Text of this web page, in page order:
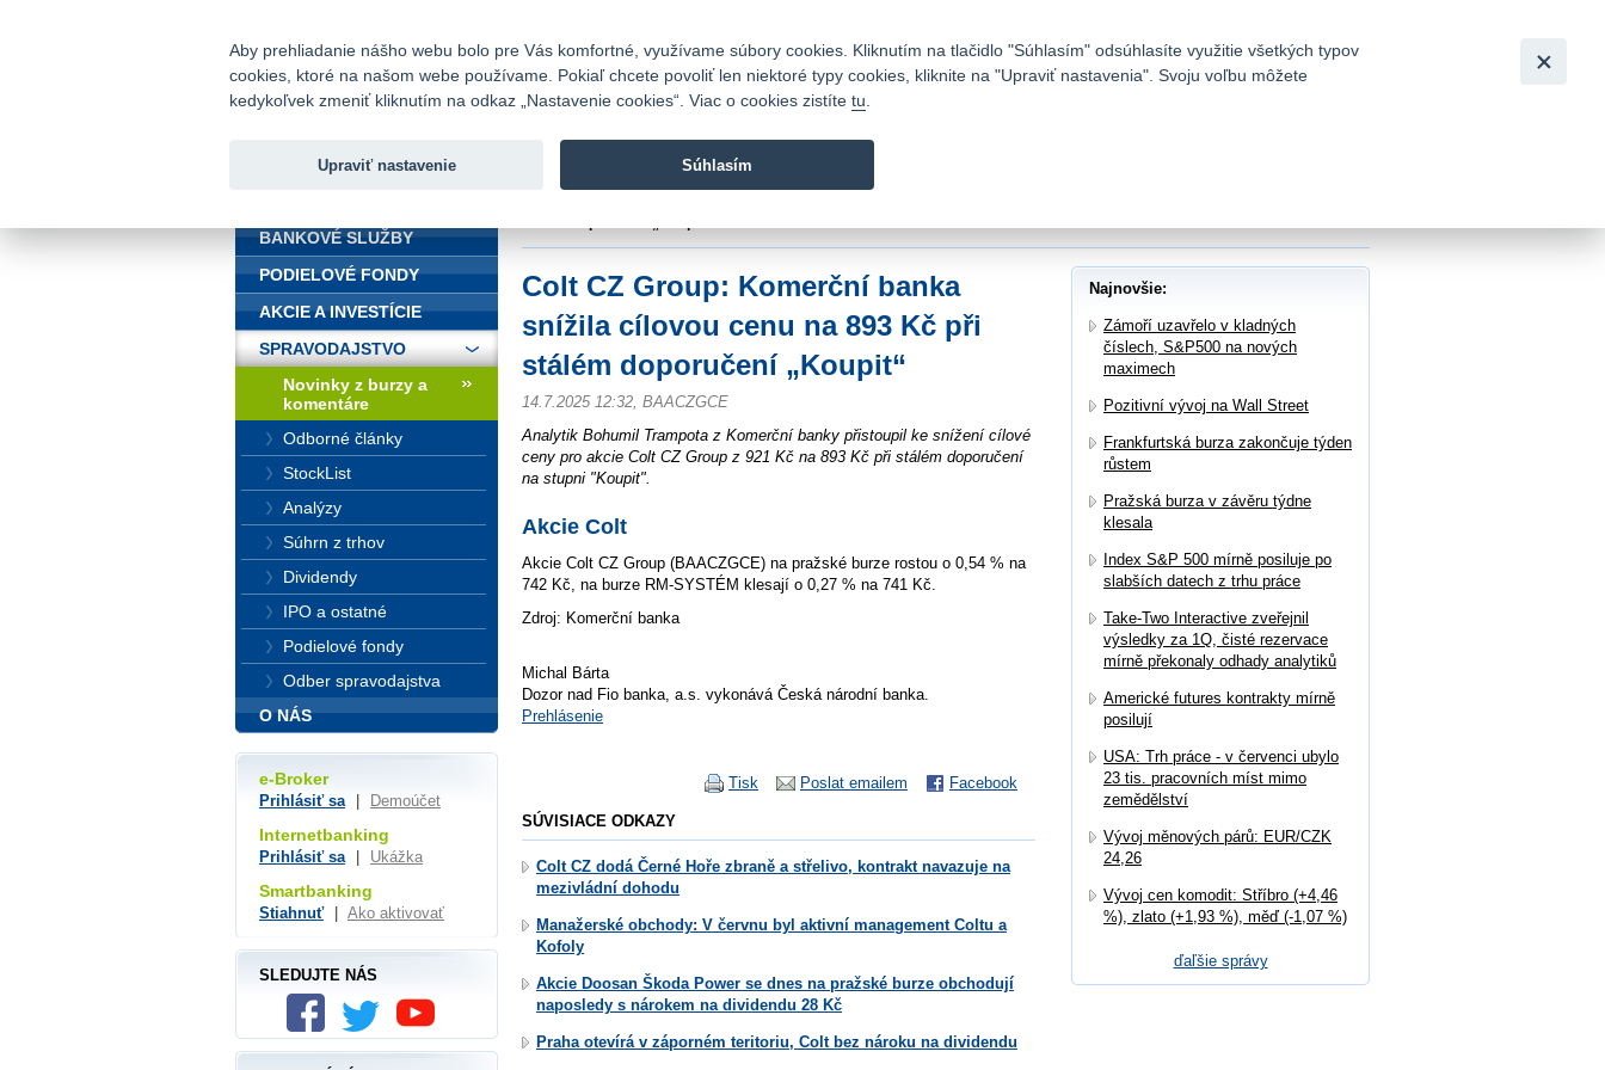
Fio banka
Fio banka sa zameriava na poskytovanie bežných bankových
Colt CZ Group: Komerční banka
snížila cílovou cenu na 893 Kč při
stálém doporučení „Koupit“
14.7.2025 12:32, BAACZGCE
Analytik Bohumil Trampota z Komerční banky přistoupil ke snížení cílové
ceny pro akcie Colt CZ Group z 921 Kč na 893 Kč při stálém doporučení
na stupni "Koupit".
Akcie Colt
Akcie Colt CZ Group (BAACZGCE) na pražské burze rostou o 0,54 % na
742 Kč, na burze RM-SYSTÉM klesají o 0,27 % na 741 Kč.
Zdroj: Komerční banka
Michal Bárta
Dozor nad Fio banka, a.s. vykonává Česká národní banka.
Prehlásenie
Facebook
Poslat emailem
Tisk
SÚVISIACE ODKAZY
Colt CZ dodá Černé Hoře zbraně a střelivo, kontrakt navazuje na
mezivládní dohodu
Manažerské obchody: V červnu byl aktivní management Coltu a
Kofoly
Akcie Doosan Škoda Power se dnes na pražské burze obchodují
naposledy s nárokem na dividendu 28 Kč
Praha otevírá v záporném teritoriu, Colt bez nároku na dividendu
Najnovšie:
Zámoří uzavřelo v kladných
číslech, S&P500 na nových
maximech
Pozitivní vývoj na Wall Street
Frankfurtská burza zakončuje týden
růstem
Pražská burza v závěru týdne
klesala
Index S&P 500 mírně posiluje po
slabších datech z trhu práce
Take-Two Interactive zveřejnil
výsledky za 1Q, čisté rezervace
mírně překonaly odhady analytiků
Americké futures kontrakty mírně
posilují
USA: Trh práce - v červenci ubylo
23 tis. pracovních míst mimo
zemědělství
Vývoj měnových párů: EUR/CZK
24,26
Vývoj cen komodit: Stříbro (+4,46
%), zlato (+1,93 %), měď (-1,07 %)
ďaľšie správy
BANKOVÉ SLUŽBY
PODIELOVÉ FONDY
AKCIE A INVESTÍCIE
SPRAVODAJSTVO
Novinky z burzy a
komentáre
Odborné články
StockList
Analýzy
Súhrn z trhov
Dividendy
IPO a ostatné
Podielové fondy
Odber spravodajstva
O NÁS
e-Broker
Prihlásiť sa Demoúčet
Internetbanking
Prihlásiť sa Ukážka
Smartbanking
Stiahnuť Ako aktivovať
SLEDUJTE NÁS
Aby prehliadanie nášho webu bolo pre Vás komfortné, využívame súbory cookies. Kliknutím na tlačidlo "Súhlasím" odsúhlasíte využitie všetkých typov
cookies, ktoré na našom webe používame. Pokiaľ chcete povoliť len niektoré typy cookies, kliknite na "Upraviť nastavenia". Svoju voľbu môžete
kedykoľvek zmeniť kliknutím na odkaz „Nastavenie cookies“. Viac o cookies zistíte tu
Upraviť nastavenie Súhlasím